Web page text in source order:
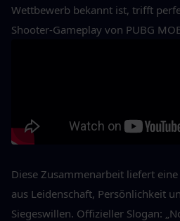
Wettbewerb bekannt ist, trifft
Shooter-Gameplay von PUBG
Diese Zusammenarbeit liefert
aus Leidenschaft, Persönlichkeit
Siegeswillen. Offizieller Slogan: